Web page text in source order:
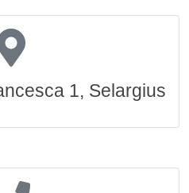
1, Selargius